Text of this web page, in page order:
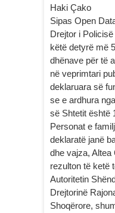
Haki Çako
Sipas Open
Drejtor i
këtë detyrë më
dhënave për të
në veprimtari
deklaruara së
se e ardhura
së Shtetit është
Personat e
deklaratë janë
dhe vajza,
rezulton të ketë
Autoritetin
Drejtorinë
Shoqërore,